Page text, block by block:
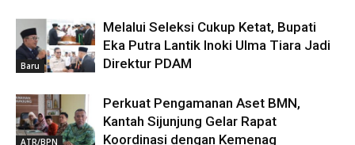
Baru
Melalui Seleksi Cukup Ketat, Bupati
Eka Putra Lantik Inoki Ulma Tiara Jadi
Direktur PDAM
ATR/BPN
Perkuat Pengamanan Aset BMN,
Kantah Sijunjung Gelar Rapat
Koordinasi dengan Kemenag